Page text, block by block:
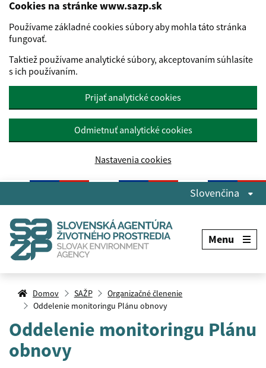
Cookies na stránke www.sazp.sk
Používame základné cookies súbory aby mohla táto stránka
fungovať.
Taktiež používame analytické súbory, akceptovaním súhlasíte
s ich používaním.
Prijať analytické cookies
Odmietnuť analytické cookies
Nastavenia cookies
Slovenčina
Menu
Domov SAŽP
Organizačné členenie
Oddelenie monitoringu Plánu obnovy
Oddelenie monitoringu Plánu
obnovy